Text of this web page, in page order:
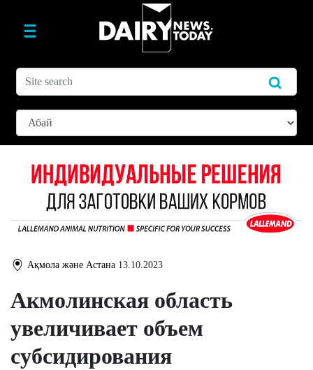
Ақмола және Астана 13.10.2023
Акмолинская область
увеличивает объем
субсидирования